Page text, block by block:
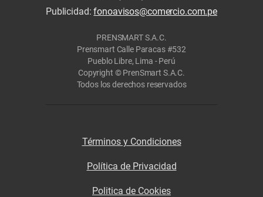
Publicidad:fonoavisos@comercio.com.pe
PRENSMART S.A.C.
Prensmart Calle Paracas #532
Pueblo Libre, Lima - Perú
Copyright © PrenSmart S.A.C.
Todos los derechos reservados
Términos y Condiciones
Política de Privacidad
Politica de Cookies